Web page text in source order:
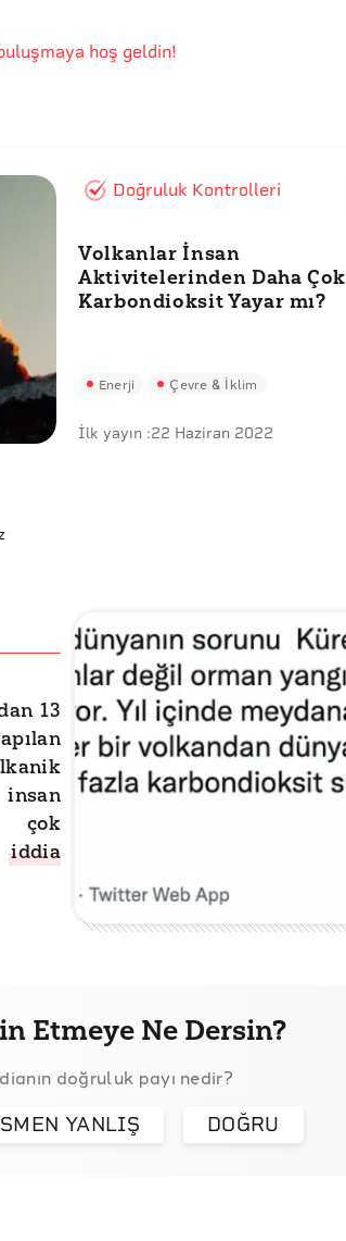
hoş geldin!
Doğruluk Kontrolleri
Volkanlar İnsan
Aktivitelerinden Daha Çok
Karbondioksit Yayar mı?
Enerji Çevre & İklim
İlk yayın :22 Haziran 2022
13
çok
iddia
Etmeye Ne Dersin?
doğruluk payı nedir?
YANLIŞ DOĞRU